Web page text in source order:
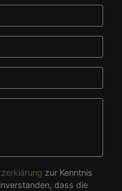
zur Kenntnis
dass die